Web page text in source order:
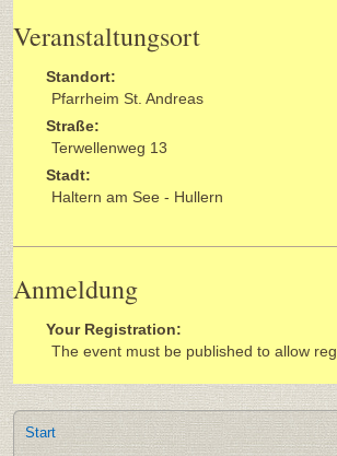
Veranstaltungsort
Standort:
Pfarrheim St. Andreas
Straße:
Terwellenweg 13
Stadt:
Haltern am See - Hullern
Anmeldung
Your Registration:
The event must be published to allow
Start